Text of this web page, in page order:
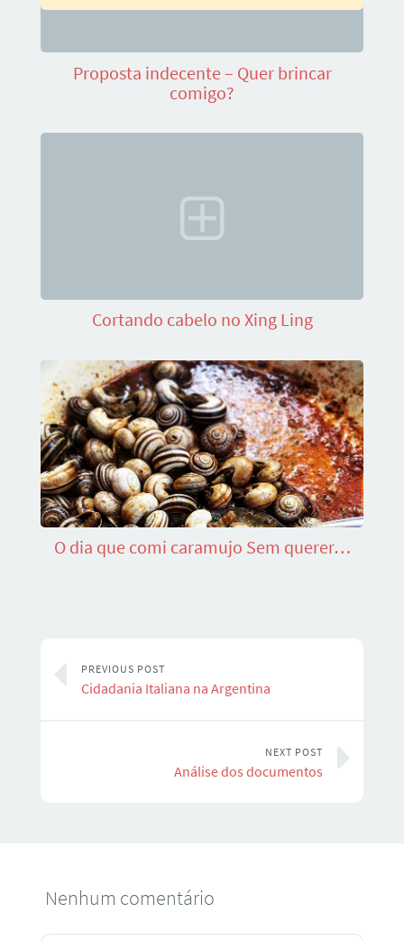
Proposta indecente – Quer brincar
comigo?
Cortando cabelo no Xing Ling
O dia que comi caramujo Sem querer…
PREVIOUS POST
Cidadania Italiana na Argentina
NEXT POST
Análise dos documentos
Nenhum comentário